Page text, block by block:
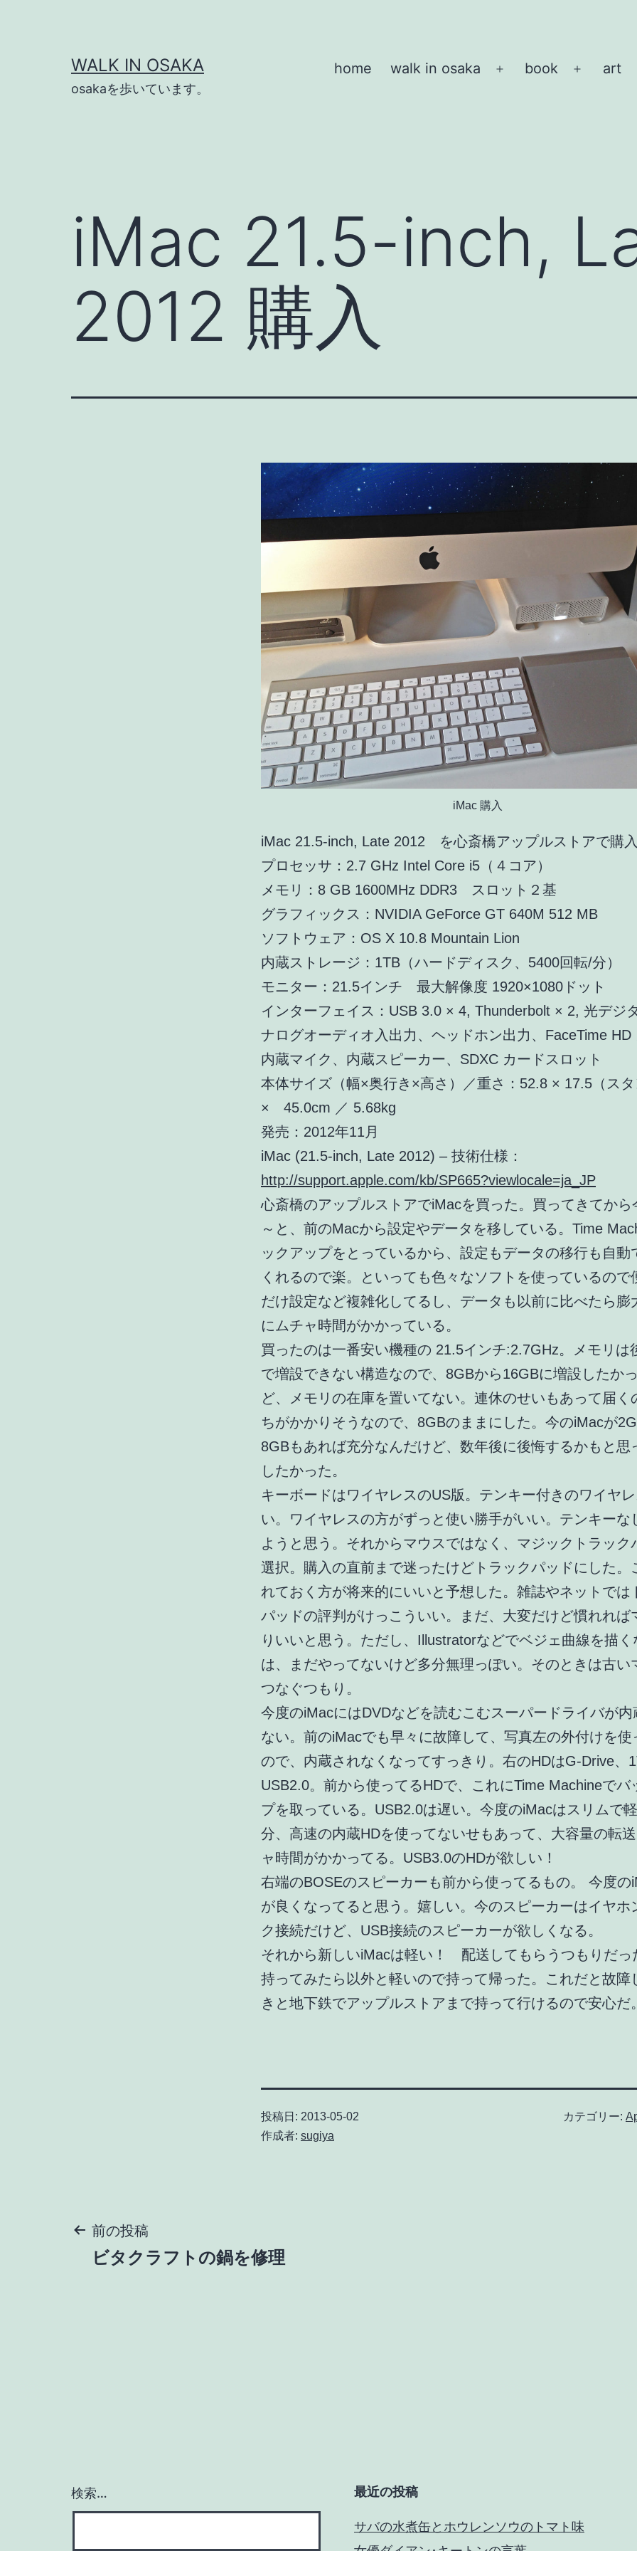
WALK IN OSAKA
osakaを歩いています。
home walk in osaka book art
iMac 21.5-inch,
2012 購入
iMac 購入
iMac 21.5-inch, Late 2012 を心斎橋アップルストアで購
プロセッサ：2.7 GHz Intel Core i5（４コア）
メモリ：8 GB 1600MHz DDR3 スロット２基
グラフィックス：NVIDIA GeForce GT 640M 512 MB
ソフトウェア：OS X 10.8 Mountain Lion
内蔵ストレージ：1TB（ハードディスク、5400回転/分）
モニター：21.5インチ 最大解像度 1920×1080ドット
インターフェイス：USB 3.0 × 4, Thunderbolt × 2, 光デジ
ナログオーディオ入出力、ヘッドホン出力、FaceTime HD
内蔵マイク、内蔵スピーカー、SDXC カードスロット
本体サイズ（幅×奥行き×高さ）／重さ：52.8 × 17.5（ス
× 45.0cm ／ 5.68kg
発売：2012年11月
iMac (21.5-inch, Late 2012) – 技術仕様：
http://support.apple.com/kb/SP665?viewlocale=ja_JP
心斎橋のアップルストアでiMacを買った。買ってきてから
～と、前のMacから設定やデータを移している。Time
ックアップをとっているから、設定もデータの移行も自動
くれるので楽。といっても色々なソフトを使っているので
だけ設定など複雑化してるし、データも以前に比べたら膨
にムチャ時間がかかっている。
買ったのは一番安い機種の 21.5インチ:2.7GHz。メモリは
で増設できない構造なので、8GBから16GBに増設したか
ど、メモリの在庫を置いてない。連休のせいもあって届く
ちがかかりそうなので、8GBのままにした。今のiMacが
8GBもあれば充分なんだけど、数年後に後悔するかもと思
したかった。
キーボードはワイヤレスのUS版。テンキー付きのワイヤ
い。ワイヤレスの方がずっと使い勝手がいい。テンキーな
ようと思う。それからマウスではなく、マジックトラック
選択。購入の直前まで迷ったけどトラックパッドにした。
れておく方が将来的にいいと予想した。雑誌やネットでは
パッドの評判がけっこういい。まだ、大変だけど慣れれば
りいいと思う。ただし、Illustratorなどでベジェ曲線を描く
は、まだやってないけど多分無理っぽい。そのときは古い
つなぐつもり。
今度のiMacにはDVDなどを読むこむスーパードライバが内
ない。前のiMacでも早々に故障して、写真左の外付けを使
ので、内蔵されなくなってすっきり。右のHDはG-Drive、
USB2.0。前から使ってるHDで、これにTime Machineでバ
プを取っている。USB2.0は遅い。今度のiMacはスリムで
分、高速の内蔵HDを使ってないせもあって、大容量の転
ャ時間がかかってる。USB3.0のHDが欲しい！
右端のBOSEのスピーカーも前から使ってるもの。 今度の
が良くなってると思う。嬉しい。今のスピーカーはイヤホ
ク接続だけど、USB接続のスピーカーが欲しくなる。
それから新しいiMacは軽い！ 配送してもらうつもりだっ
持ってみたら以外と軽いので持って帰った。これだと故障
きと地下鉄でアップルストアまで持って行けるので安心だ
投稿日: 2013-05-02
作成者: sugiya
カテゴリー:
投
シ
前の投稿
ビタクラフトの鍋を修理
検索… 最近の投稿
サバの水煮缶とホウレンソウのトマト味